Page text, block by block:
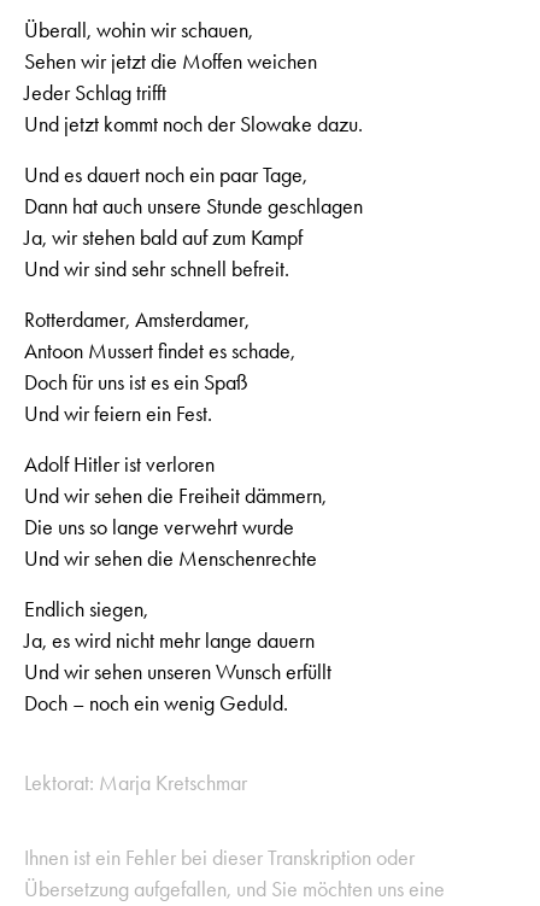
Überall, wohin wir schauen,
Sehen wir jetzt die Moffen weichen
Jeder Schlag trifft
Und jetzt kommt noch der Slowake dazu.
Und es dauert noch ein paar Tage,
Dann hat auch unsere Stunde geschlagen
Ja, wir stehen bald auf zum Kampf
Und wir sind sehr schnell befreit.
Rotterdamer, Amsterdamer,
Antoon Mussert findet es schade,
Doch für uns ist es ein Spaß
Und wir feiern ein Fest.
Adolf Hitler ist verloren
Und wir sehen die Freiheit dämmern,
Die uns so lange verwehrt wurde
Und wir sehen die Menschenrechte
Endlich siegen,
Ja, es wird nicht mehr lange dauern
Und wir sehen unseren Wunsch erfüllt
Doch – noch ein wenig Geduld.
Lektorat: Marja Kretschmar
Ihnen ist ein Fehler bei dieser Transkription oder
Übersetzung aufgefallen, und Sie möchten uns eine